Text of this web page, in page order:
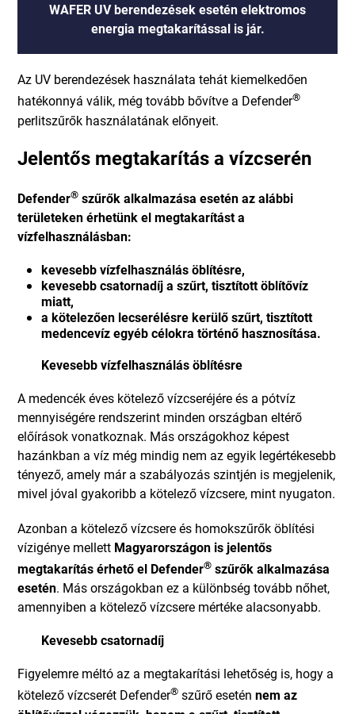
WAFER UV berendezések esetén elektromos
energia megtakarítással is jár.
Az UV berendezések használata tehát kiemelkedően
hatékonnyá válik, még tovább bővítve a Defender®
perlitszűrők használatának előnyeit.
Jelentős megtakarítás a vízcserén
Defender® szűrők alkalmazása esetén az alábbi
területeken érhetünk el megtakarítást a
vízfelhasználásban:
kevesebb vízfelhasználás öblítésre,
kevesebb csatornadíj a szűrt, tisztított öblítővíz
miatt,
a kötelezően lecserélésre kerülő szűrt, tisztított
medencevíz egyéb célokra történő hasznosítása.
Kevesebb vízfelhasználás öblítésre
A medencék éves kötelező vízcseréjére és a pótvíz
mennyiségére rendszerint minden országban eltérő
előírások vonatkoznak. Más országokhoz képest
hazánkban a víz még mindig nem az egyik legértékesebb
tényező, amely már a szabályozás szintjén is megjelenik,
mivel jóval gyakoribb a kötelező vízcsere, mint nyugaton.
Azonban a kötelező vízcsere és homokszűrők öblítési
vízigénye mellett Magyarországon is jelentős
megtakarítás érhető el Defender® szűrők alkalmazása
esetén. Más országokban ez a különbség tovább nőhet,
amennyiben a kötelező vízcsere mértéke alacsonyabb.
Kevesebb csatornadíj
Figyelemre méltó az a megtakarítási lehetőség is, hogy a
kötelező vízcserét Defender® szűrő eseténnem az